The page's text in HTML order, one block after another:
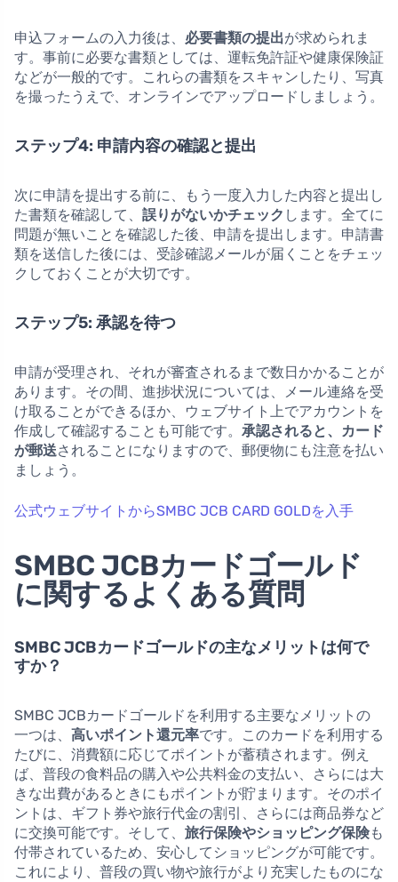
申込フォームの入力後は、 必要書類の提出が求められま
す。事前に必要な書類としては、運転免許証や健康保険証
などが一般的です。これらの書類をスキャンしたり、写真
を撮ったうえで、オンラインでアップロードしましょう。
ステップ4: 申請内容の確認と提出
次に申請を提出する前に、もう一度入力した内容と提出し
た書類を確認して、 誤りがないかチェック します。全てに
問題が無いことを確認した後、申請を提出します。申請書
類を送信した後には、受診確認メールが届くことをチェッ
クしておくことが大切です。
ステップ5: 承認を待つ
申請が受理され、それが審査されるまで数日かかることが
あります。その間、進捗状況については、メール連絡を受
け取ることができるほか、ウェブサイト上でアカウントを
作成して確認することも可能です。 承認されると、カード
が郵送されることになりますので、郵便物にも注意を払い
ましょう。
公式ウェブサイトからSMBC JCB CARD GOLDを入手
SMBC JCBカードゴールド
に関するよくある質問
SMBC JCBカードゴールドの主なメリットは何で
すか？
SMBC JCBカードゴールドを利用する主要なメリットの
一つは、 高いポイント還元率です。このカードを利用する
たびに、消費額に応じてポイントが蓄積されます。例え
ば、普段の食料品の購入や公共料金の支払い、さらには大
きな出費があるときにもポイントが貯まります。そのポイ
ントは、ギフト券や旅行代金の割引、さらには商品券など
に交換可能です。そして、 旅行保険やショッピング保険も
付帯されているため、安心してショッピングが可能です。
これにより、普段の買い物や旅行がより充実したものにな